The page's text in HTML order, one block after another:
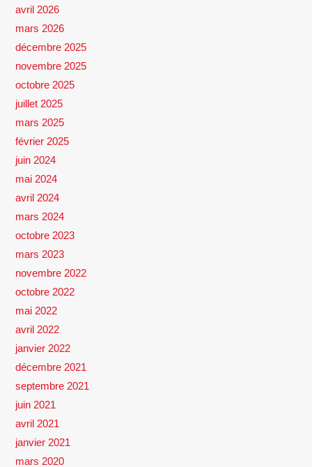
avril 2026
mars 2026
décembre 2025
novembre 2025
octobre 2025
juillet 2025
mars 2025
février 2025
juin 2024
mai 2024
avril 2024
mars 2024
octobre 2023
mars 2023
novembre 2022
octobre 2022
mai 2022
avril 2022
janvier 2022
décembre 2021
septembre 2021
juin 2021
avril 2021
janvier 2021
mars 2020